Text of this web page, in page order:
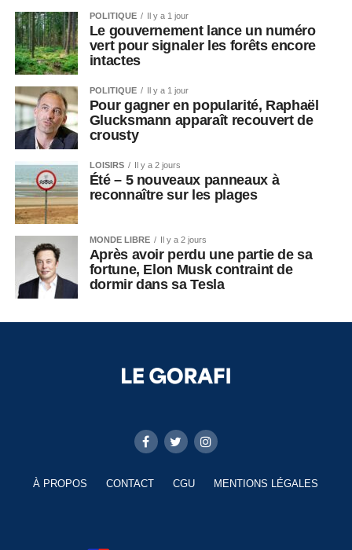
POLITIQUE Il y a 1 jour
Le gouvernement lance un numéro
vert pour signaler les forêts encore
intactes
POLITIQUE Il y a 1 jour
Pour gagner en popularité, Raphaël
Glucksmann apparaît recouvert de
crousty
LOISIRS Il y a 2 jours
Été – 5 nouveaux panneaux à
reconnaître sur les plages
MONDE LIBRE Il y a 2 jours
Après avoir perdu une partie de sa
fortune, Elon Musk contraint de
dormir dans sa Tesla
À PROPOS CONTACT CGU MENTIONS LÉGALES